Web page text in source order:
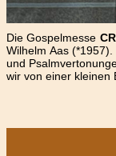
Die Gospelmesse
Wilhelm Aas
und
wir von einer kleinen